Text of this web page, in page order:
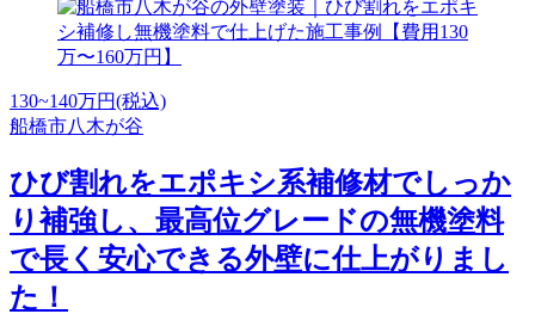
130~140万円(税込)
船橋市八木が谷
ひび割れをエポキシ系補修材でしっか
り補強し、最高位グレードの無機塗料
で長く安心できる外壁に仕上がりまし
た！